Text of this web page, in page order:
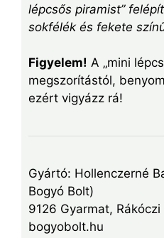
lépcsős piramist”
sokfélék és fekete
Figyelem! A „mini
megszorítástól,
ezért vigyázz rá!
Gyártó: Hollenczerné
Bogyó Bolt)
9126 Gyarmat,
bogyobolt.hu